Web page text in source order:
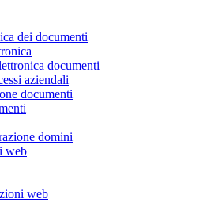
dei documenti
documenti
aziendali
documenti
domini
web
web